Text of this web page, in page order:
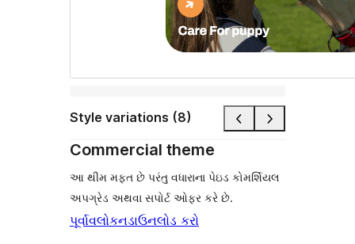
Style variations (8)
Commercial theme
આ થીમ મફત છે પરંતુ વધારાના પેઇડ કોમર્શિયલ
અપગ્રેડ અથવા સપોર્ટ ઓફર કરે છે.
પૂર્વાવલોકનડાઉનલોડ કરો